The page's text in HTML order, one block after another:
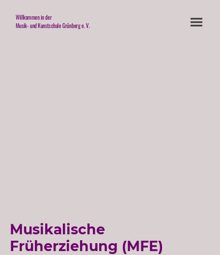
Willkommen in der
Musik- und Kunstschule Grünberg e. V.
Musikalische
Früherziehung (MFE)